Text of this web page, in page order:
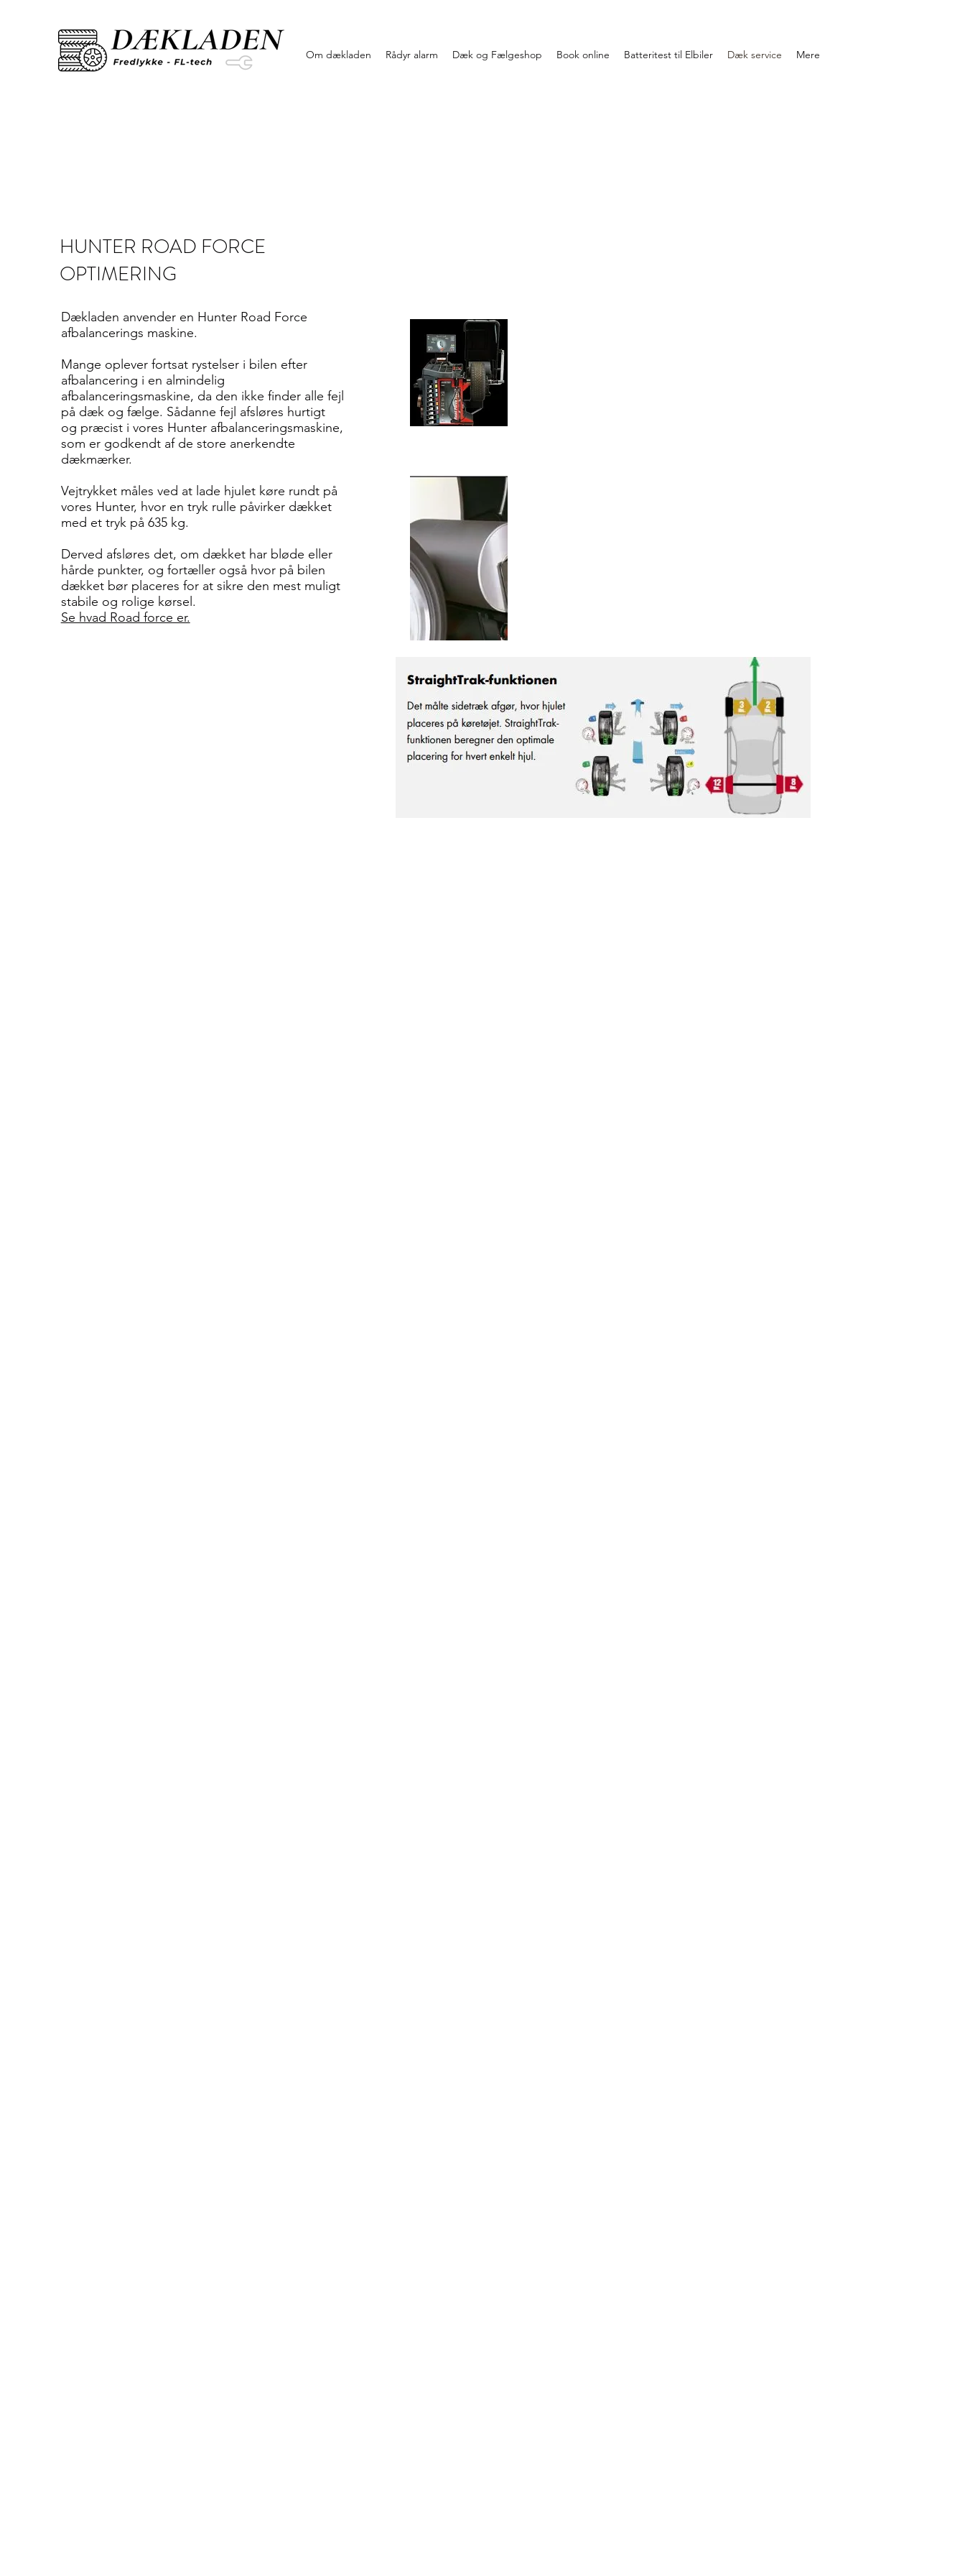
Om dækladen Rådyr alarm Dæk og Fælgeshop Book online Batteritest til Elbiler Dæk service Mere
HUNTER ROAD FORCE
OPTIMERING​
Dækladen anvender en Hunter Road Force
afbalancerings maskine.
Mange oplever fortsat rystelser i bilen efter
afbalancering i en almindelig
afbalanceringsmaskine, da den ikke finder alle fejl
på dæk og fælge. Sådanne fejl afsløres hurtigt
og præcist i vores Hunter afbalanceringsmaskine,
som er godkendt af de store anerkendte
dækmærker.
Vejtrykket måles ved at lade hjulet køre rundt på
vores Hunter, hvor en tryk rulle påvirker dækket
med et tryk på 635 kg.
Derved afsløres det, om dækket har bløde eller
hårde punkter, og fortæller også hvor på bilen
dækket bør placeres for at sikre den mest muligt
stabile og rolige kørsel.
Se hvad Road force er.